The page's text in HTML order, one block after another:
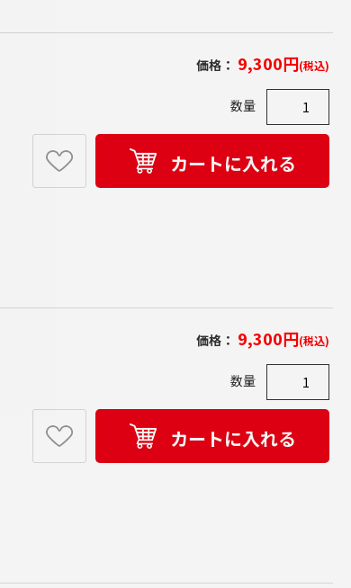
価格： 9,300円(税込)
数量
カートに入れる
価格： 9,300円(税込)
数量
カートに入れる